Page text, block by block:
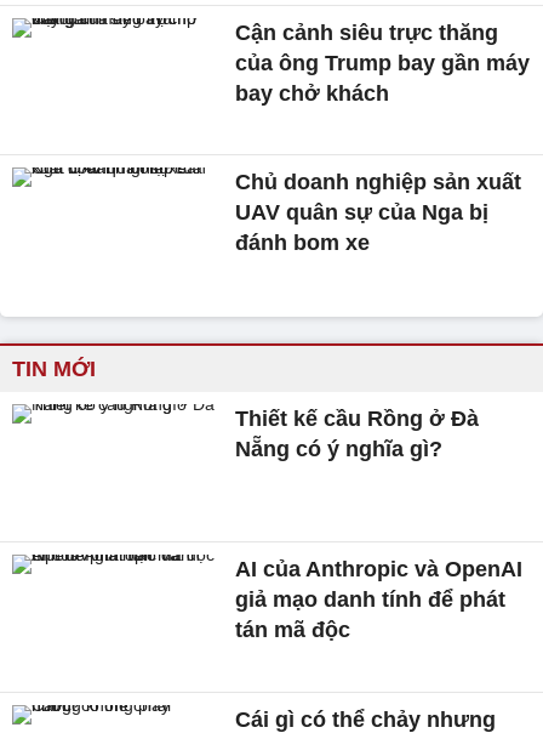
Cận cảnh siêu trực thăng
của ông Trump bay gần máy
bay chở khách
Chủ doanh nghiệp sản xuất
UAV quân sự của Nga bị
đánh bom xe
TIN MỚI
Thiết kế cầu Rồng ở Đà
Nẵng có ý nghĩa gì?
AI của Anthropic và OpenAI
giả mạo danh tính để phát
tán mã độc
Cái gì có thể chảy nhưng